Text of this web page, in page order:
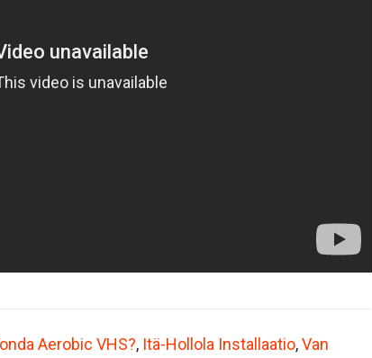
Aerobic VHS?, Itä-Hollola Installaatio,Van